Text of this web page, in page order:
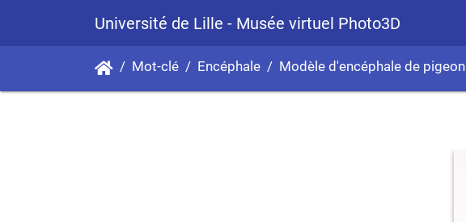
Université de Lille - Musée virtuel Photo3D
Mot-clé Encéphale Modèle d'encéphale de pigeon